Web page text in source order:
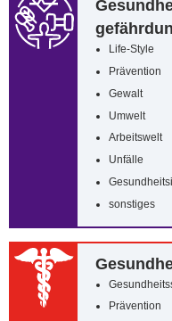
Life-Style
Prävention
Gewalt
Umwelt
Arbeitswelt
Unfälle
sonstiges
Prävention